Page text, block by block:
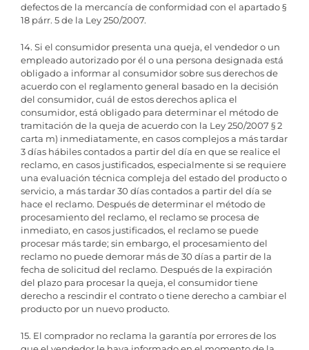
defectos de la mercancía de conformidad con el apartado §
18 párr. 5 de la Ley 250/2007.
14. Si el consumidor presenta una queja, el vendedor o un
empleado autorizado por él o una persona designada está
obligado a informar al consumidor sobre sus derechos de
acuerdo con el reglamento general basado en la decisión
del consumidor, cuál de estos derechos aplica el
consumidor, está obligado para determinar el método de
tramitación de la queja de acuerdo con la Ley 250/2007 § 2
carta m) inmediatamente, en casos complejos a más tardar
3 días hábiles contados a partir del día en que se realice el
reclamo, en casos justificados, especialmente si se requiere
una evaluación técnica compleja del estado del producto o
servicio, a más tardar 30 días contados a partir del día se
hace el reclamo. Después de determinar el método de
procesamiento del reclamo, el reclamo se procesa de
inmediato, en casos justificados, el reclamo se puede
procesar más tarde; sin embargo, el procesamiento del
reclamo no puede demorar más de 30 días a partir de la
fecha de solicitud del reclamo. Después de la expiración
del plazo para procesar la queja, el consumidor tiene
derecho a rescindir el contrato o tiene derecho a cambiar el
producto por un nuevo producto.
15. El comprador no reclama la garantía por errores de los